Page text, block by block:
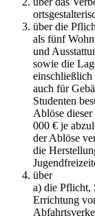
über die
als fünf
und
sowie die
auch für
Studenten
Ablöse
000 € je
der Ablöse
die
über
a) die Pflicht,
Errichtung